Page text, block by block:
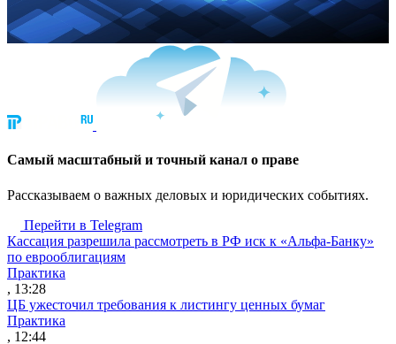
Cамый масштабный и точный канал о праве
Рассказываем о важных деловых и юридических событиях.
Перейти в Telegram
Кассация разрешила рассмотреть в РФ иск к «Альфа-Банку»
по еврооблигациям
Практика
, 13:28
ЦБ ужесточил требования к листингу ценных бумаг
Практика
, 12:44